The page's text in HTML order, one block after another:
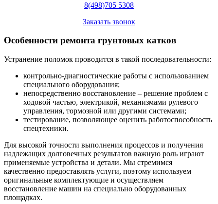
8(498)705 5308
Заказать звонок
Особенности ремонта грунтовых катков
Устранение поломок проводится в такой последовательности:
контрольно-диагностические работы с использованием
специального оборудования;
непосредственно восстановление – решение проблем с
ходовой частью, электрикой, механизмами рулевого
управления, тормозной или другими системами;
тестирование, позволяющее оценить работоспособность
спецтехники.
Для высокой точности выполнения процессов и получения
надлежащих долговечных результатов важную роль играют
применяемые устройства и детали. Мы стремимся
качественно предоставлять услуги, поэтому используем
оригинальные комплектующие и осуществляем
восстановление машин на специально оборудованных
площадках.